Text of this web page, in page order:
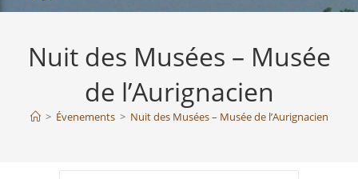
Nuit des Musées – Musée
de l’Aurignacien
> Évenements > Nuit des Musées – Musée de l’Aurignacien